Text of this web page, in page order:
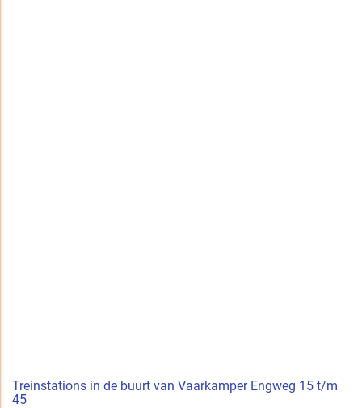
Treinstations in de buurt van Vaarkamper Engweg 15 t/m
45